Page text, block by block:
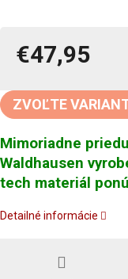
€47,95
cena:
ZVOĽTE
Mimoriadne
Waldhausen
tech materiál
Detailné informácie